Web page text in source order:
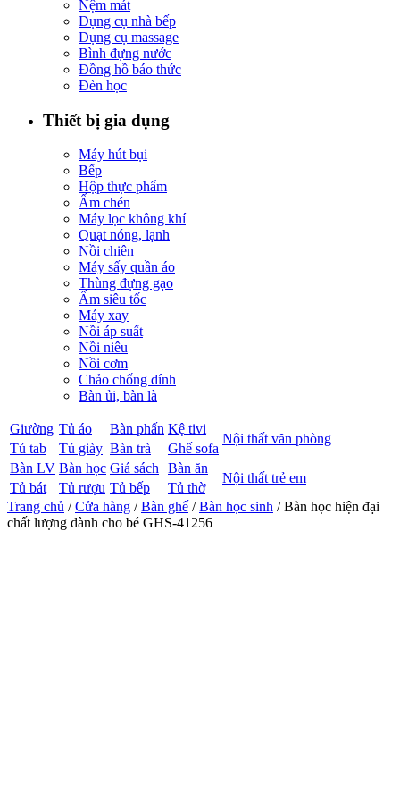
Nệm mát
Dụng cụ nhà bếp
Dụng cụ massage
Bình đựng nước
Đồng hồ báo thức
Đèn học
Thiết bị gia dụng
Máy hút bụi
Bếp
Hộp thực phẩm
Ấm chén
Máy lọc không khí
Quạt nóng, lạnh
Nồi chiên
Máy sấy quần áo
Thùng đựng gạo
Ấm siêu tốc
Máy xay
Nồi áp suất
Nồi niêu
Nồi cơm
Chảo chống dính
Bàn ủi, bàn là
Giường Tủ áo Bàn phấn Kệ tivi
Nội thất văn phòng
Tủ tab Tủ giày Bàn trà
Ghế sofa
Bàn LV Bàn học Giá sách Bàn ăn
Nội thất trẻ em
Tủ bát Tủ rượu Tủ bếp
Tủ thờ
Trang chủ /Cửa hàng /Bàn ghế /Bàn học sinh / Bàn học hiện đại
chất lượng dành cho bé GHS-41256